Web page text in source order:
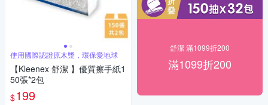
使用國際認證原木漿，環保愛地球
【Kleenex 舒潔 】優質擦手紙1
50張*2包
$199
舒潔 滿1099折200
滿1099折200